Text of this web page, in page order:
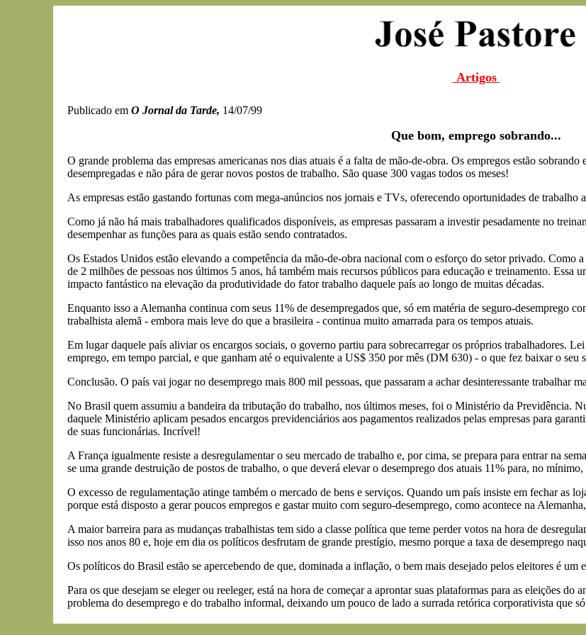
Artigos
Publicado em O Jornal da Tarde, 14/07/99
Que bom, emprego sobrando...
O grande problema das empresas americanas nos dias atuais é a falta de mão-de-obra. Os empregos estão
desempregadas e não pára de gerar novos postos de trabalho. São quase 300 vagas todos os meses!
As empresas estão gastando fortunas com mega-anúncios nos jornais e TVs, oferecendo oportunidades de trabalho
Como já não há mais trabalhadores qualificados disponíveis, as empresas passaram a investir pesadamente no
desempenhar as funções para as quais estão sendo contratados.
Os Estados Unidos estão elevando a competência da mão-de-obra nacional com o esforço do setor privado. Como
de 2 milhões de pessoas nos últimos 5 anos, há também mais recursos públicos para educação e treinamento. Essa
impacto fantástico na elevação da produtividade do fator trabalho daquele país ao longo de muitas décadas.
Enquanto isso a Alemanha continua com seus 11% de desempregados que, só em matéria de seguro-desemprego
trabalhista alemã - embora mais leve do que a brasileira - continua muito amarrada para os tempos atuais.
Em lugar daquele país aliviar os encargos sociais, o governo partiu para sobrecarregar os próprios trabalhadores.
emprego, em tempo parcial, e que ganham até o equivalente a US$ 350 por mês (DM 630) - o que fez baixar o seu
Conclusão. O país vai jogar no desemprego mais 800 mil pessoas, que passaram a achar desinteressante trabalhar
No Brasil quem assumiu a bandeira da tributação do trabalho, nos últimos meses, foi o Ministério da Previdência.
daquele Ministério aplicam pesados encargos previdenciários aos pagamentos realizados pelas empresas para
de suas funcionárias. Incrível!
A França igualmente resiste a desregulamentar o seu mercado de trabalho e, por cima, se prepara para entrar na
se uma grande destruição de postos de trabalho, o que deverá elevar o desemprego dos atuais 11% para, no mínimo,
O excesso de regulamentação atinge também o mercado de bens e serviços. Quando um país insiste em fechar as
porque está disposto a gerar poucos empregos e gastar muito com seguro-desemprego, como acontece na
A maior barreira para as mudanças trabalhistas tem sido a classe política que teme perder votos na hora de
isso nos anos 80 e, hoje em dia os políticos desfrutam de grande prestígio, mesmo porque a taxa de desemprego
Os políticos do Brasil estão se apercebendo de que, dominada a inflação, o bem mais desejado pelos eleitores é um
Para os que desejam se eleger ou reeleger, está na hora de começar a aprontar suas plataformas para as eleições
problema do desemprego e do trabalho informal, deixando um pouco de lado a surrada retórica corporativista que